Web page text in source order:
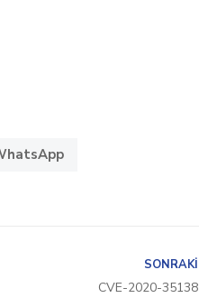
SONRAKI
CVE-2020-35138